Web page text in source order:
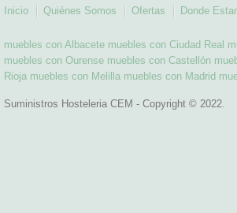
Inicio Quiénes Somos Ofertas Donde
muebles con Albacete muebles con Ciudad Real
muebles con Ourense muebles con Castellón
Rioja muebles con Melilla muebles con Madrid
Suministros Hosteleria CEM - Copyright © 2022.